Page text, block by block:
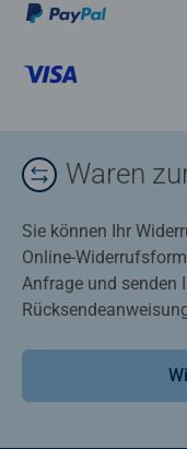
Waren
Sie können Ihr
Online-
Anfrage und senden